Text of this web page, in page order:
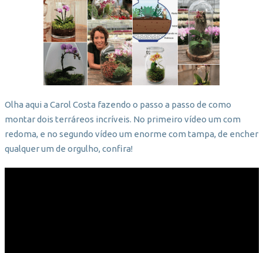
Olha aqui a Carol Costa fazendo o passo a passo de como
montar dois terráreos incríveis. No primeiro vídeo um com
redoma, e no segundo vídeo um enorme com tampa, de encher
qualquer um de orgulho, confira!